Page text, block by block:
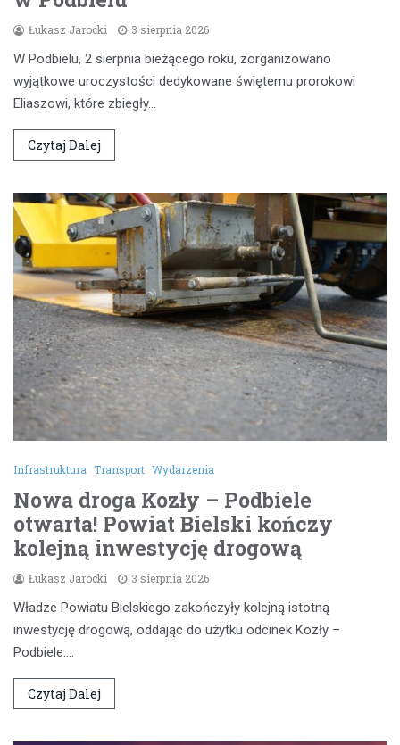
Łukasz Jarocki 3 sierpnia 2026
W Podbielu, 2 sierpnia bieżącego roku, zorganizowano
wyjątkowe uroczystości dedykowane świętemu prorokowi
Eliaszowi, które zbiegły…
Czytaj Dalej
Infrastruktura Transport Wydarzenia
Nowa droga Kozły – Podbiele
otwarta! Powiat Bielski kończy
kolejną inwestycję drogową
Łukasz Jarocki 3 sierpnia 2026
Władze Powiatu Bielskiego zakończyły kolejną istotną
inwestycję drogową, oddając do użytku odcinek Kozły –
Podbiele.…
Czytaj Dalej